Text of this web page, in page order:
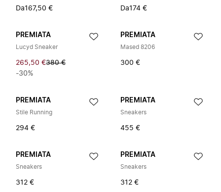
Da167,50 € Da174 €
PREMIATA
Lucyd Sneaker
265,50 €380 €
-30%
PREMIATA
Mased 8206
300 €
PREMIATA
Stile Running
294 €
PREMIATA
Sneakers
455 €
PREMIATA
Sneakers
312 €
PREMIATA
Sneakers
312 €